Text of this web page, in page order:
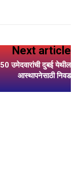
Next article
50 उमेदवारांची दुबई येथील
आस्थापनेसाठी निवड